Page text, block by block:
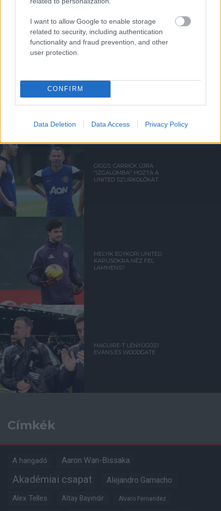
I want to allow Google to enable storage
related to security, including authentication
functionality and fraud prevention, and other
user protection.
CONFIRM
Data Deletion Data Access Privacy Policy
EGYKORI JÁTÉKOSOK
FRED ÜZENETE ANDREY
GIGGS: CARRICK ÚJRA
"IZGALOMBA" HOZTA A
UNITED SZURKOLÓKAT
MELYIK EGYKORI UNITED
KAPUSOKRA NÉZ FEL
LAMMENS?
MAGUIRE-T LENYŰGÖZI
EVANS ÉS WOODGATE
Címkék
A hangadó Aaron Wan-Bissaka
Akadémiai csapat Alejandro Garnacho
Alex Telles Altay Bayindir Alvaro Fernandez